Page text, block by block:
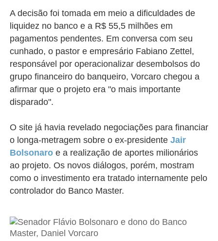
A decisão foi tomada em meio a dificuldades de
liquidez no banco e a R$ 55,5 milhões em
pagamentos pendentes. Em conversa com seu
cunhado, o pastor e empresário Fabiano Zettel,
responsável por operacionalizar desembolsos do
grupo financeiro do banqueiro, Vorcaro chegou a
afirmar que o projeto era "o mais importante
disparado".
O site já havia revelado negociações para financiar
o longa-metragem sobre o ex-presidente Jair
Bolsonaro e a realização de aportes milionários
ao projeto. Os novos diálogos, porém, mostram
como o investimento era tratado internamente pelo
controlador do Banco Master.